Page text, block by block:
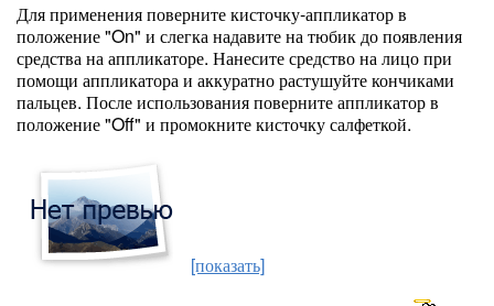
Для применения поверните кисточку-аппликатор в
положение "On" и слегка надавите на тюбик до появления
средства на аппликаторе. Нанесите средство на лицо при
помощи аппликатора и аккуратно растушуйте кончиками
пальцев. После использования поверните аппликатор в
положение "Off" и промокните кисточку салфеткой.
[показать]